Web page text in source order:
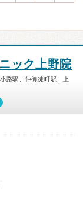
ック上野院
路駅、仲御徒町駅、上